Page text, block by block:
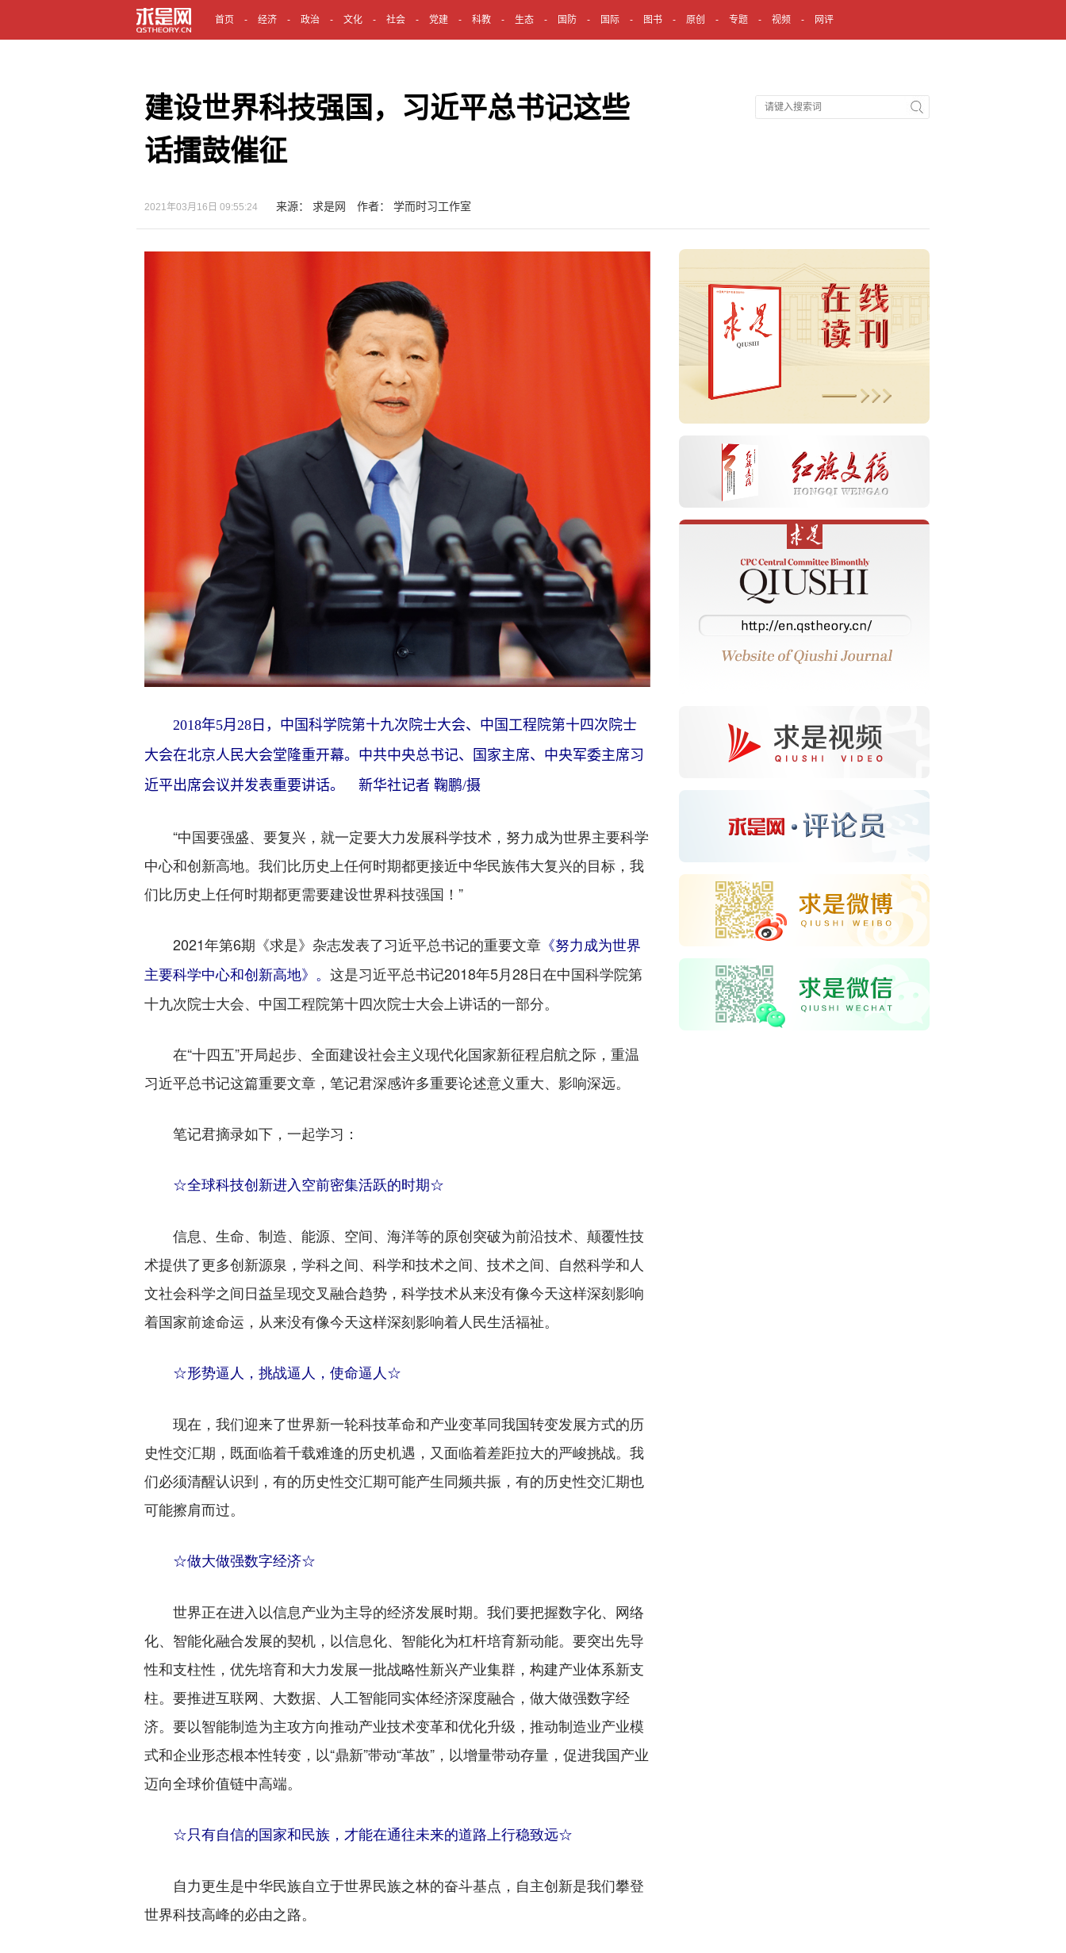
首页 经济 政治 文化 社会 党建 科教 生态 国防 国际 图书 原创 专题 视频 网评
建设世界科技强国，习近平总书记这些
话擂鼓催征
2021年03月16日 09:55:24 来源： 求是网 作者： 学而时习工作室
2018年5月28日，中国科学院第十九次院士大会、中国工程院第十四次院士
大会在北京人民大会堂隆重开幕。中共中央总书记、国家主席、中央军委主席习
近平出席会议并发表重要讲话。 新华社记者 鞠鹏/摄
“中国要强盛、要复兴，就一定要大力发展科学技术，努力成为世界主要科学
中心和创新高地。我们比历史上任何时期都更接近中华民族伟大复兴的目标，我
们比历史上任何时期都更需要建设世界科技强国！”
2021年第6期《求是》杂志发表了习近平总书记的重要文章 《努力成为世界
主要科学中心和创新高地》。 这是习近平总书记2018年5月28日在中国科学院第
十九次院士大会、中国工程院第十四次院士大会上讲话的一部分。
在“十四五”开局起步、全面建设社会主义现代化国家新征程启航之际，重温
习近平总书记这篇重要文章，笔记君深感许多重要论述意义重大、影响深远。
笔记君摘录如下，一起学习：
☆全球科技创新进入空前密集活跃的时期☆
信息、生命、制造、能源、空间、海洋等的原创突破为前沿技术、颠覆性技
术提供了更多创新源泉，学科之间、科学和技术之间、技术之间、自然科学和人
文社会科学之间日益呈现交叉融合趋势，科学技术从来没有像今天这样深刻影响
着国家前途命运，从来没有像今天这样深刻影响着人民生活福祉。
☆形势逼人，挑战逼人，使命逼人☆
现在，我们迎来了世界新一轮科技革命和产业变革同我国转变发展方式的历
史性交汇期，既面临着千载难逢的历史机遇，又面临着差距拉大的严峻挑战。我
们必须清醒认识到，有的历史性交汇期可能产生同频共振，有的历史性交汇期也
可能擦肩而过。
☆做大做强数字经济☆
世界正在进入以信息产业为主导的经济发展时期。我们要把握数字化、网络
化、智能化融合发展的契机，以信息化、智能化为杠杆培育新动能。要突出先导
性和支柱性，优先培育和大力发展一批战略性新兴产业集群，构建产业体系新支
柱。要推进互联网、大数据、人工智能同实体经济深度融合，做大做强数字经
济。要以智能制造为主攻方向推动产业技术变革和优化升级，推动制造业产业模
式和企业形态根本性转变，以“鼎新”带动“革故”，以增量带动存量，促进我国产业
迈向全球价值链中高端。
☆只有自信的国家和民族，才能在通往未来的道路上行稳致远☆
自力更生是中华民族自立于世界民族之林的奋斗基点，自主创新是我们攀登
世界科技高峰的必由之路。